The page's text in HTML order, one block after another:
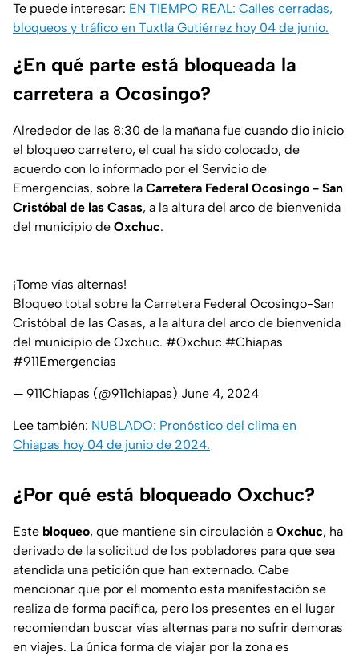
Te puede interesar: EN TIEMPO REAL: Calles cerradas,
bloqueos y tráfico en Tuxtla Gutiérrez hoy 04 de junio.
¿En qué parte está bloqueada la
carretera a Ocosingo?
Alrededor de las 8:30 de la mañana fue cuando dio inicio
el bloqueo carretero, el cual ha sido colocado, de
acuerdo con lo informado por el Servicio de
Emergencias, sobre la Carretera Federal Ocosingo - San
Cristóbal de las Casas, a la altura del arco de bienvenida
del municipio de Oxchuc.
¡Tome vías alternas!
Bloqueo total sobre la Carretera Federal Ocosingo-San
Cristóbal de las Casas, a la altura del arco de bienvenida
del municipio de Oxchuc. #Oxchuc #Chiapas
#911Emergencias
— 911Chiapas (@911chiapas) June 4, 2024
Lee también: NUBLADO: Pronóstico del clima en
Chiapas hoy 04 de junio de 2024.
¿Por qué está bloqueado Oxchuc?
Este bloqueo, que mantiene sin circulación a Oxchuc, ha
derivado de la solicitud de los pobladores para que sea
atendida una petición que han externado. Cabe
mencionar que por el momento esta manifestación se
realiza de forma pacífica, pero los presentes en el lugar
recomiendan buscar vías alternas para no sufrir demoras
en viajes. La única forma de viajar por la zona es